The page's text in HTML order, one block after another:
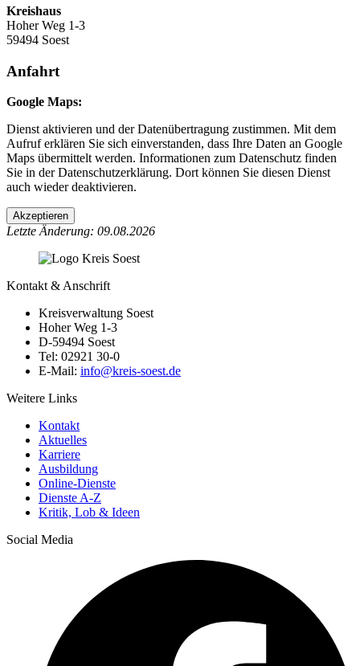
Kreishaus
Hoher Weg 1-3
59494 Soest
Anfahrt
Google Maps:
Dienst aktivieren und der Datenübertragung zustimmen. Mit dem
Aufruf erklären Sie sich einverstanden, dass Ihre Daten an Google
Maps übermittelt werden. Informationen zum Datenschutz finden
Sie in der Datenschutzerklärung. Dort können Sie diesen Dienst
auch wieder deaktivieren.
Akzeptieren
Letzte Änderung: 09.08.2026
Kontakt & Anschrift
Kreisverwaltung Soest
Hoher Weg 1-3
D-59494 Soest
Tel: 02921 30-0
E-Mail: info@​kreis-soest.de
Weitere Links
Kontakt
Aktuelles
Karriere
Ausbildung
Online-Dienste
Dienste A-Z
Kritik, Lob & Ideen
Social Media